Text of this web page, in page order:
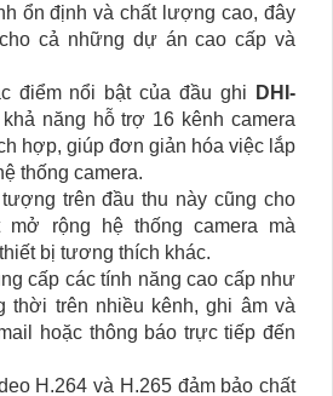
ổn định và chất lượng cao, đây
cả những dự án cao cấp và
điểm nổi bật của đầu ghi
DHI-
khả năng hỗ trợ 16 kênh camera
hợp, giúp đơn giản hóa việc lắp
thống camera.
trên đầu thu này cũng cho
mở rộng hệ thống camera mà
bị tương thích khác.
cấp các tính năng cao cấp như
thời trên nhiều kênh, ghi âm và
hoặc thông báo trực tiếp đến
H.264 và H.265 đảm bảo chất